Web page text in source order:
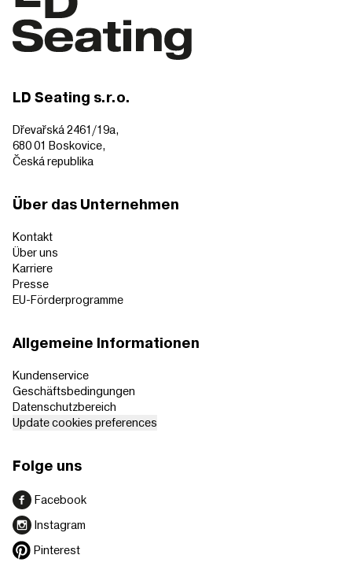
LD Seating s.r.o.
Dřevařská 2461/19a,
680 01 Boskovice,
Česká republika
Über das Unternehmen
Kontakt
Über uns
Karriere
Presse
EU-Förderprogramme
Allgemeine Informationen
Kundenservice
Geschäftsbedingungen
Datenschutzbereich
Update cookies preferences
Folge uns
Facebook
Instagram
Pinterest